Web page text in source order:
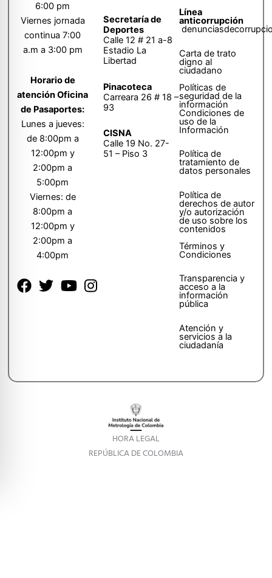
6:00 pm
Viernes jornada
continua 7:00
a.m a 3:00 pm
Horario de
atención Oficina
de Pasaportes:
Lunes a jueves:
de 8:00pm a
12:00pm y
2:00pm a
5:00pm
Viernes: de
8:00pm a
12:00pm y
2:00pm a
4:00pm
Secretaría de
Deportes
Calle 12 # 21 a-8
Estadio La
Libertad
Pinacoteca
Carreara 26 # 18 –
93
CISNA
Calle 19 No. 27-
51 – Piso 3
Línea
anticorrupción
Carta de trato
digno al
ciudadano
Políticas de
seguridad de la
información
Condiciones de
uso de la
Información
Política de
tratamiento de
datos personales
Política de
derechos de autor
y/o autorización
de uso sobre los
contenidos
Términos y
Condiciones
Transparencia y
acceso a la
información
pública
Atención y
servicios a la
ciudadanía
HORA LEGAL
REPÚBLICA DE COLOMBIA